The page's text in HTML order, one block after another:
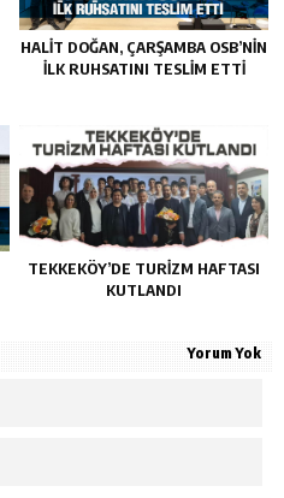
HALIT DOĞAN, ÇARŞAMBA OSB’NIN
İLK RUHSATINI TESLIM ETTI
TEKKEKÖY’DE TURIZM HAFTASI
KUTLANDI
Yorum Yok